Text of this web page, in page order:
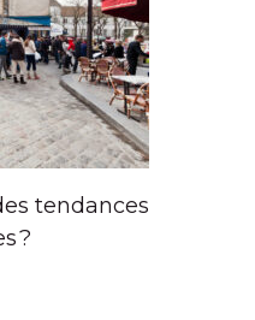
tendances
?